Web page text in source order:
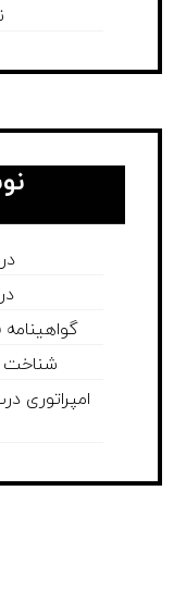
گواهینامه
امپراتوری